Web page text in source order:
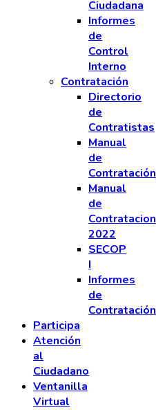
Ciudadana
Informes
de
Control
Interno
Contratación
Directorio
de
Contratistas
Manual
de
Contratación
Manual
de
Contratacion
2022
SECOP
I
Informes
de
Contratación
Participa
Atención
al
Ciudadano
Ventanilla
Virtual